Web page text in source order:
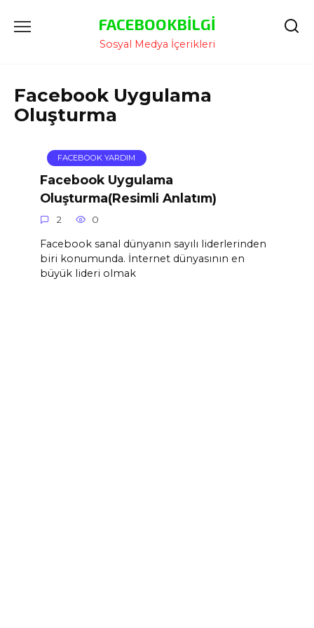
Atla
FACEBOOKBILGI
Sosyal Medya İçerikleri
Facebook Uygulama
Oluşturma
FACEBOOK YARDIM
Facebook Uygulama
Oluşturma(Resimli Anlatım)
2 0
Facebook sanal dünyanın sayılı liderlerinden
biri konumunda. İnternet dünyasının en
büyük lideri olmak